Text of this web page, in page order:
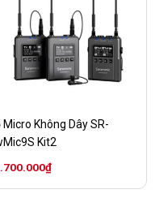
Micro Không Dây SR-
Kit2
₫